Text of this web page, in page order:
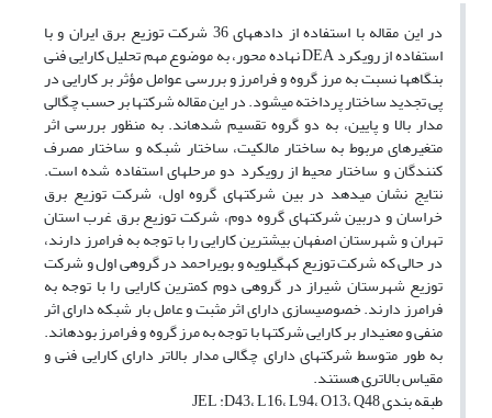
در این مقاله با استفاده از داده‎های 36 شرکت توزیع برق ایران و با
استفاده از رویکرد DEA نهاده محور، به موضوع مهم تحلیل کارایی فنی
بنگاه‎ها نسبت به مرز گروه و فرامرز و بررسی عوامل مؤثر بر کارایی در
پی تجدید ساختار پرداخته می‎شود. در این مقاله شرکت‎ها بر حسب چگالی
مدار بالا و پایین، به دو گروه تقسیم شده‎‎اند. به منظور بررسی اثر
متغیرهای مربوط به ساختار مالکیت، ساختار شبکه و ساختار مصرف
کنندگان و ساختار محیط از رویکرد دو مرحله‎ای استفاده شده است.
نتایج نشان می‎دهد در بین شرکت‎های گروه اول، شرکت توزیع برق
خراسان و دربین شرکت‎های گروه‎ دوم، شرکت توزیع برق غرب استان
تهران و شهرستان اصفهان بیش‎ترین کارایی را با توجه به فرامرز دارند،
در حالی که شرکت توزیع کهگیلویه و بویراحمد در گروه‎ی اول و شرکت
توزیع شهرستان شیراز در گروه‎ی دوم کم‎ترین کارایی را با توجه به
فرامرز دارند. خصوصی‎سازی دارای اثر مثبت و عامل بار شبکه دارای اثر
منفی و معنی‎دار بر کارایی شرکت‎ها با توجه به مرز گروه و فرامرز بوده‎اند.
به طور متوسط شرکت‎های دارای چگالی مدار بالاتر دارای کارایی فنی و
مقیاس بالاتری هستند.
طبقه بندی JEL :D43، L16، L94، O13، Q48